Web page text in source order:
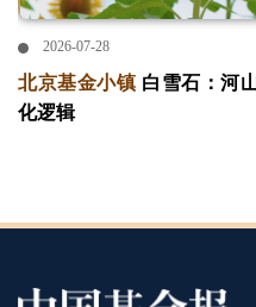
2026-07-28
北京基金小镇 白雪石：河
化逻辑